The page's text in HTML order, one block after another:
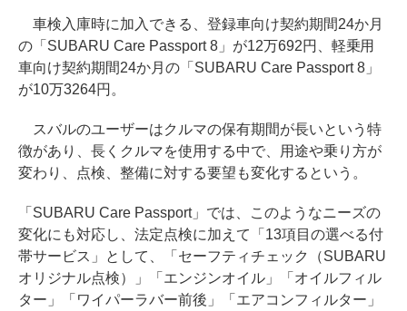
車検入庫時に加入できる、登録車向け契約期間24か月
の「SUBARU Care Passport 8」が12万692円、軽乗用
車向け契約期間24か月の「SUBARU Care Passport 8」
が10万3264円。
スバルのユーザーはクルマの保有期間が長いという特
徴があり、長くクルマを使用する中で、用途や乗り方が
変わり、点検、整備に対する要望も変化するという。
「SUBARU Care Passport」では、このようなニーズの
変化にも対応し、法定点検に加えて「13項目の選べる付
帯サービス」として、「セーフティチェック（SUBARU
オリジナル点検）」「エンジンオイル」「オイルフィル
ター」「ワイパーラバー前後」「エアコンフィルター」